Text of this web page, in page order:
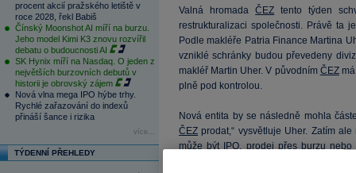
procent akcií pražského letiště v
roce 2028, řekl Babiš
Čínský Moonshot AI míří na burzu.
Jeho model Kimi K3 znovu rozvířil
debatu o budoucnosti AI
SK Hynix míří na Nasdaq. O jeden z
největších burzovních debutů v
historii je obrovský zájem
Nová vlna mega IPO hýbe trhy.
Rychlé zařazování do indexů
přináší šance i rizika
více...
TÝDENNÍ PŘEHLEDY
Valná hromadaČEZ tento týden
restrukturalizaci společnosti. Právě ta
Podle makléře Patria Finance Martina
vzniklé schránky budou převedeny
makléř Martin Uher. V původním ČEZmá
plně pod kontrolou.
Nová entita by se následně mohla
ČEZ prodat,“ vysvětluje Uher. Zatím
může být IPO, prodej přes burzu